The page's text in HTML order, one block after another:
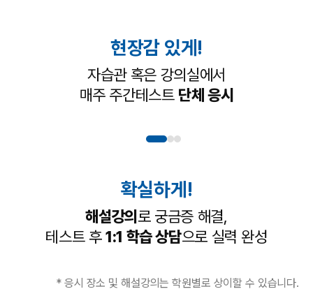
현장감 있게!
자습관 혹은 강의실에서
매주 주간테스트 단체 응시
확실하게!
해설강의 로 궁금증 해결,
테스트 후1:1 학습 상담으로 실력 완성
* 응시 장소 및 해설강의는 학원별로 상이할 수 있습니다.